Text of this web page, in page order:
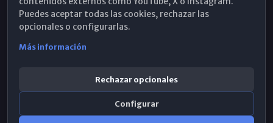
WhatsApp
Puedes aceptar todas las cookies, rechazar las
opcionales o configurarlas.
Más información
Rechazar opcionales
Configurar